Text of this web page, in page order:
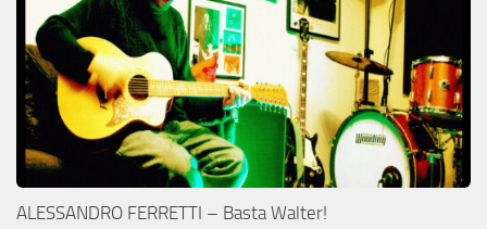
ALESSANDRO FERRETTI – Basta Walter!